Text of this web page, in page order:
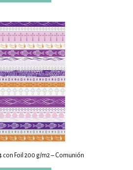
con Foil 200 g/m2 – Comunión